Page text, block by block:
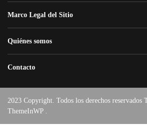
Marco Legal del Sitio
Quiénes somos
Contacto
2023 Copyright. Todos los derechos reservados
ThemeInWP